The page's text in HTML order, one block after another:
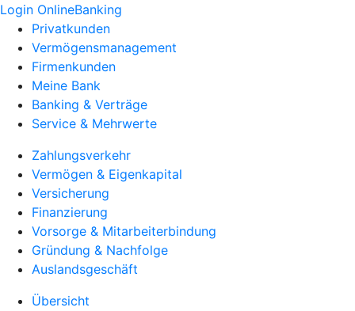
Login OnlineBanking
Privatkunden
Vermögensmanagement
Firmenkunden
Meine Bank
Banking & Verträge
Service & Mehrwerte
Zahlungsverkehr
Vermögen & Eigenkapital
Versicherung
Finanzierung
Vorsorge & Mitarbeiterbindung
Gründung & Nachfolge
Auslandsgeschäft
Übersicht